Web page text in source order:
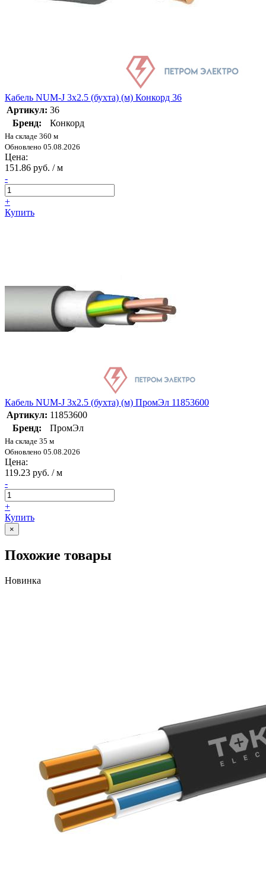
Кабель NUM-J 3х2.5 (бухта) (м) Конкорд 36
Артикул: 36
Бренд:
Конкорд
На складе 360 м
Обновлено 05.08.2026
Цена:
151.86 руб. / м
-
+
Купить
Кабель NUM-J 3х2.5 (бухта) (м) ПромЭл 11853600
Артикул: 11853600
Бренд:
ПромЭл
На складе 35 м
Обновлено 05.08.2026
Цена:
119.23 руб. / м
-
+
Купить
×
Похожие товары
Новинка